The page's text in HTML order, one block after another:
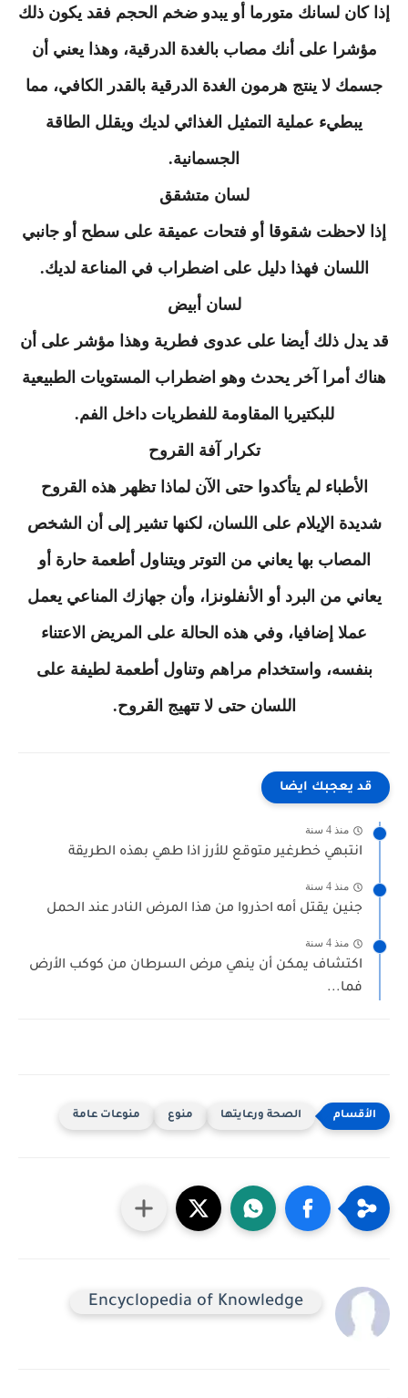
إذا كان لسانك متورما أو يبدو ضخم الحجم فقد يكون ذلك
مؤشرا على أنك مصاب بالغدة الدرقية، وهذا يعني أن
جسمك لا ينتج هرمون الغدة الدرقية بالقدر الكافي، مما
يبطيء عملية التمثيل الغذائي لديك ويقلل الطاقة
الجسمانية.
لسان متشقق
إذا لاحظت شقوقا أو فتحات عميقة على سطح أو جانبي
اللسان فهذا دليل على اضطراب في المناعة لديك.
لسان أبيض
قد يدل ذلك أيضا على عدوى فطرية وهذا مؤشر على أن
هناك أمرا آخر يحدث وهو اضطراب المستويات الطبيعية
للبكتيريا المقاومة للفطريات داخل الفم.
تكرار آفة القروح
الأطباء لم يتأكدوا حتى الآن لماذا تظهر هذه القروح
شديدة الإيلام على اللسان، لكنها تشير إلى أن الشخص
المصاب بها يعاني من التوتر ويتناول أطعمة حارة أو
يعاني من البرد أو الأنفلونزا، وأن جهازك المناعي يعمل
عملا إضافيا، وفي هذه الحالة على المريض الاعتناء
بنفسه، واستخدام مراهم وتناول أطعمة لطيفة على
اللسان حتى لا تتهيج القروح.
قد يعجبك ايضا
منذ 4 سنة
انتبهي خطرغير متوقع للأرز اذا طهي بهذه الطريقة
منذ 4 سنة
جنين يقتل أمه احذروا من هذا المرض النادر عند الحمل
منذ 4 سنة
اكتشاف يمكن أن ينهي مرض السرطان من كوكب الأرض
فما...
الصحة ورعايتها منوع منوعات عامة
Encyclopedia of Knowledge